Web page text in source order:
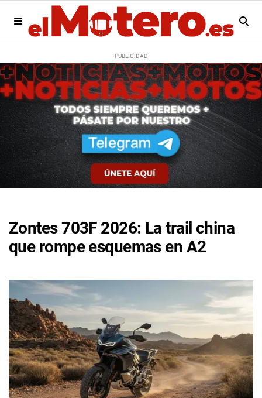
Zontes 703F 2026: La trail china
que rompe esquemas en A2